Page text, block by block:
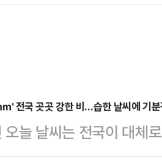
전국 곳곳 강한 비…습한 날씨에 기분
오늘 날씨는 전국이 대체
가 내리겠다.기상청에 따